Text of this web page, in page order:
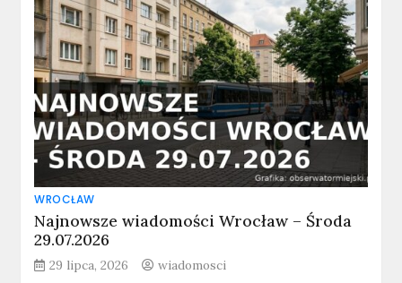
WROCŁAW
Najnowsze wiadomości Wrocław – Środa
29.07.2026
29 lipca, 2026 wiadomosci